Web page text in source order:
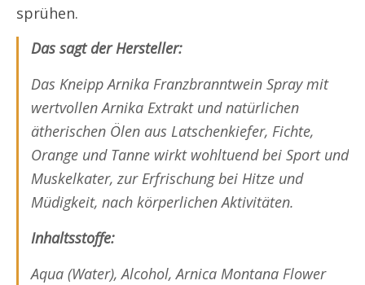
sprühen.
Das sagt der Hersteller:
Das Kneipp Arnika Franzbranntwein Spray mit
wertvollen Arnika Extrakt und natürlichen
ätherischen Ölen aus Latschenkiefer, Fichte,
Orange und Tanne wirkt wohltuend bei Sport und
Muskelkater, zur Erfrischung bei Hitze und
Müdigkeit, nach körperlichen Aktivitäten.
Inhaltsstoffe:
Aqua (Water), Alcohol, Arnica Montana Flower